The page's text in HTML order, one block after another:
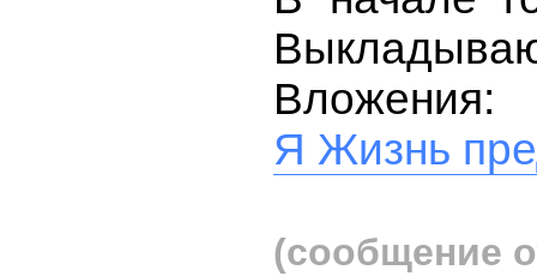
Вложения:
Я Жизнь
(сообщение